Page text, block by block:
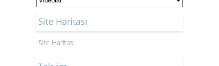
Site Haritası
Site Haritası